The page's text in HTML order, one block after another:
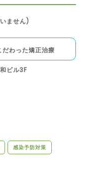
ません)
わった矯正治療
ビル3F
感染予防対策